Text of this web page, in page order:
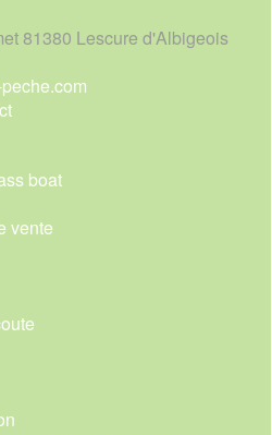
81380 Lescure d'Albigeois
boat
vente